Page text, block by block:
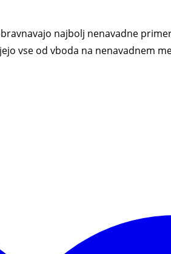
najbolj nenavadne
vse od vboda na nenavadnem